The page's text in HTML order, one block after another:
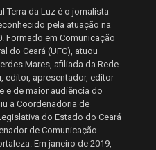
Terra da Luz é o jornalista
pela atuação na
Formado em Comunicação
do Ceará (UFC), atuou
Mares, afiliada da Rede
editor, apresentador, editor-
e de maior audiência do
a Coordenadoria de
do Estado do Ceará
de Comunicação
Em janeiro de 2019,